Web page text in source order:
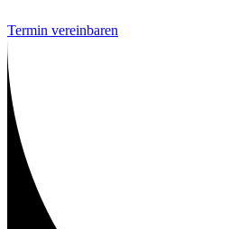
Termin vereinbaren